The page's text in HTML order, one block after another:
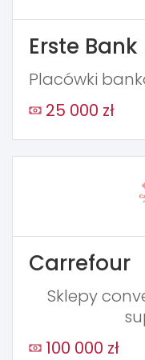
Erste
Placówki
25 000 zł
Carrefour
Sklepy
100 000 zł